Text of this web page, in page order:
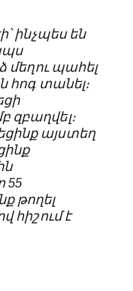
ինչպես են
մեղու պահել
հոգ տանել։
զբաղվել։
այստեղ
55
թողել
հիշում է